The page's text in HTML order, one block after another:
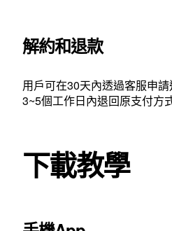
解約和退款
用戶可在30天內透過客服申
3~5個工作日內退回原支付方
下載教學